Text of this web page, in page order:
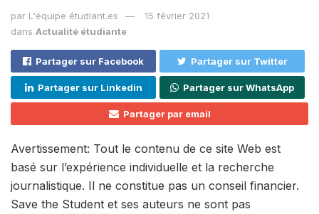
par L'équipe étudiant.es
15 février 2021
dans Actualité étudiante
Partager sur Facebook Partager sur Twitter
Partager sur Linkedin Partager sur WhatsApp
Partager par email
Avertissement: Tout le contenu de ce site Web est
basé sur l’expérience individuelle et la recherche
journalistique. Il ne constitue pas un conseil financier.
Save the Student et ses auteurs ne sont pas